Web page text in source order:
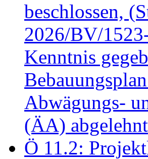
beschlossen,
2026/BV/
Kenntnis
Abwägungs-
(ÄA) abgelehnt
Ö 11.2: